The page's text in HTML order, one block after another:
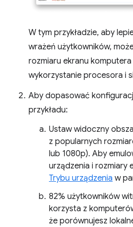
W tym przykładzie, aby
wrażeń użytkowników,
rozmiaru ekranu
wykorzystanie procesora i
Aby dopasować
przykładu:
Ustaw widoczny
z popularnych
lub 1080p). Aby
urządzenia i rozmiary
Trybu urządzenia w
82% użytkowników
korzysta z
że porównujesz